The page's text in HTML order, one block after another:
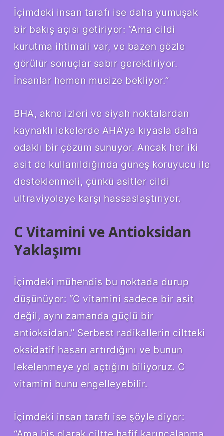
İçimdeki insan tarafı ise daha yumuşak
bir bakış açısı getiriyor: “Ama cildi
kurutma ihtimali var, ve bazen gözle
görülür sonuçlar sabır gerektiriyor.
İnsanlar hemen mucize bekliyor.”
BHA, akne izleri ve siyah noktalardan
kaynaklı lekelerde AHA’ya kıyasla daha
odaklı bir çözüm sunuyor. Ancak her iki
asit de kullanıldığında güneş koruyucu ile
desteklenmeli, çünkü asitler cildi
ultraviyoleye karşı hassaslaştırıyor.
C Vitamini ve Antioksidan
Yaklaşımı
İçimdeki mühendis bu noktada durup
düşünüyor: “C vitamini sadece bir asit
değil, aynı zamanda güçlü bir
antioksidan.” Serbest radikallerin ciltteki
oksidatif hasarı artırdığını ve bunun
lekelenmeye yol açtığını biliyoruz. C
vitamini bunu engelleyebilir.
İçimdeki insan tarafı ise şöyle diyor: